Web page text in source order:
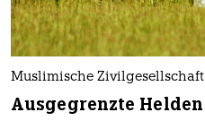
Muslimische Zivilgesellschaft
Ausgegrenzte Helden